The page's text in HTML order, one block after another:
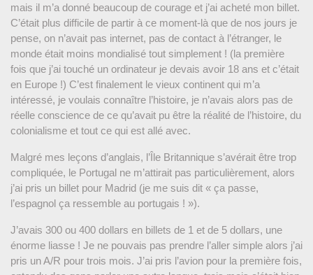
mais il m’a donné beaucoup de courage et j’ai acheté mon billet.
C’était plus difficile de partir à ce moment-là que de nos jours je
pense, on n’avait pas internet, pas de contact à l’étranger, le
monde était moins mondialisé tout simplement ! (la première
fois que j’ai touché un ordinateur je devais avoir 18 ans et c’était
en Europe !) C’est finalement le vieux continent qui m’a
intéressé, je voulais connaître l’histoire, je n’avais alors pas de
réelle conscience de ce qu’avait pu être la réalité de l’histoire, du
colonialisme et tout ce qui est allé avec.
Malgré mes leçons d’anglais, l’Île Britannique s’avérait être trop
compliquée, le Portugal ne m’attirait pas particulièrement, alors
j’ai pris un billet pour Madrid (je me suis dit « ça passe,
l’espagnol ça ressemble au portugais ! »).
J’avais 300 ou 400 dollars en billets de 1 et de 5 dollars, une
énorme liasse ! Je ne pouvais pas prendre l’aller simple alors j’ai
pris un A/R pour trois mois. J’ai pris l’avion pour la première fois,